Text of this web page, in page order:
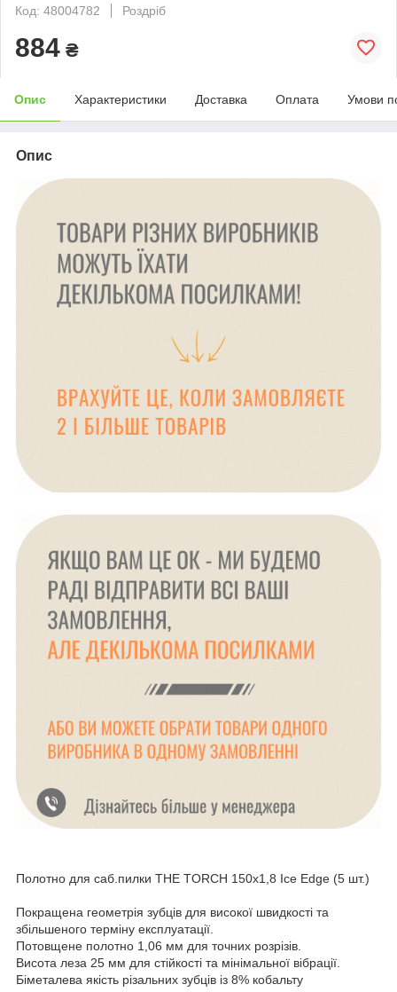
Код: 48004782
Роздріб
884 ₴
Опис Характеристики Доставка Оплата Умови
Опис
Полотно для саб.пилки THE TORCH 150x1,8 Ice Edge (5 шт.)
Покращена геометрія зубців для високої швидкості та
збільшеного терміну експлуатації.
Потовщене полотно 1,06 мм для точних розрізів.
Висота леза 25 мм для стійкості та мінімальної вібрації.
Біметалева якість різальних зубців із 8% кобальту